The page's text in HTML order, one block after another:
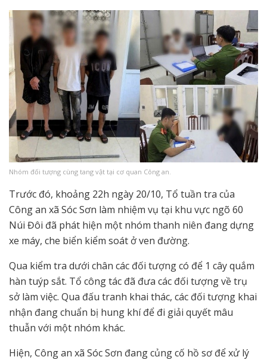
Nhóm đối tượng cùng tang vật tại cơ quan Công an.
Trước đó, khoảng 22h ngày 20/10, Tổ tuần tra của
Công an xã Sóc Sơn làm nhiệm vụ tại khu vực ngõ 60
Núi Đôi đã phát hiện một nhóm thanh niên đang dựng
xe máy, che biển kiểm soát ở ven đường.
Qua kiểm tra dưới chân các đối tượng có để 1 cây quắm
hàn tuýp sắt. Tổ công tác đã đưa các đối tượng về trụ
sở làm việc. Qua đấu tranh khai thác, các đối tượng khai
nhận đang chuẩn bị hung khí để đi giải quyết mâu
thuẫn với một nhóm khác.
Hiện, Công an xã Sóc Sơn đang củng cố hồ sơ để xử lý